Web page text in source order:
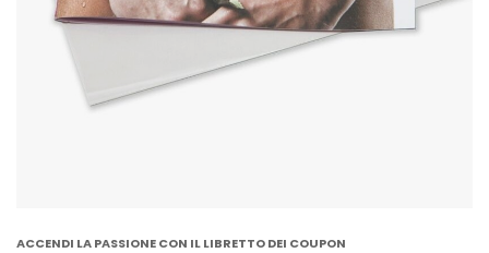
ACCENDI LA PASSIONE CON IL LIBRETTO DEI COUPON